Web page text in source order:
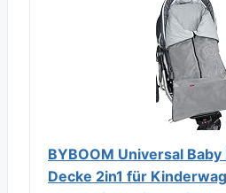
BYBOOM Universal
Decke 2in1 für